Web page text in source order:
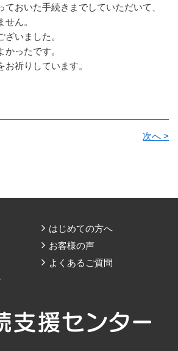
おいた手続きまでしていただいて、
ん。
いました。
ったです。
祈りしています。
次へ >
はじめての方へ
お客様の声
よくあるご質問